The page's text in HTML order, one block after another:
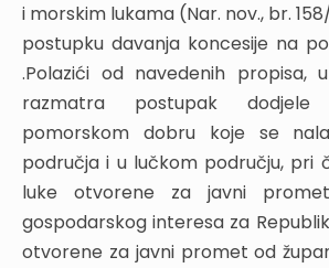
STANJE DANAS
7. NERIJEŠEN STATUS TUNELA,
VIJADUKATA
7.1. NADVOŽNJAK KAO ETAŽNA
7.2. TUNEL – PROSTORNA
POVRŠINE ZEMLJE
8. PRIMJERI IZ PRAKSE
8.1. SLUČAJ PRIJAVNI LIST
8.2. PRIJAVNI LIST – DRUGI PUT
i morskim lukama (Nar. nov., br.
postupku davanja koncesije na
.Polazići od navedenih propisa,
razmatra postupak
pomorskom dobru koje se
područja i u lučkom području, pri
luke otvorene za javni
gospodarskog interesa za
otvorene za javni promet od